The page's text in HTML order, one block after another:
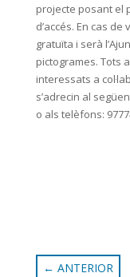
projecte posant el
d’accés. En cas
gratuïta i serà
pictogrames. Tots
interessats a
s’adrecin al
o als telèfons:
← ANTERIOR